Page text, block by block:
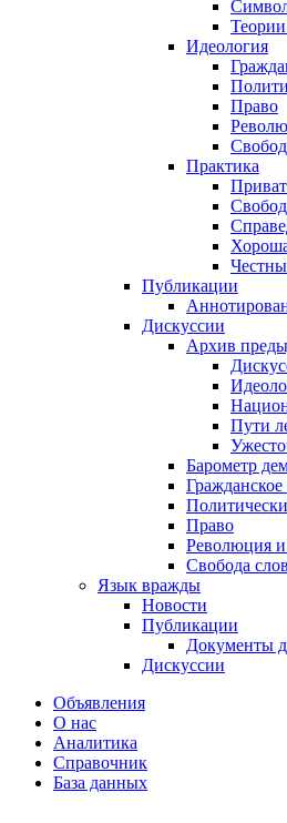
Теории
Идеология
Право
Практика
Публикации
Дискуссии
Архив
Пути
Барометр
Право
Революция
Свобода
Язык вражды
Новости
Публикации
Документы
Дискуссии
Объявления
О нас
Аналитика
Справочник
База данных